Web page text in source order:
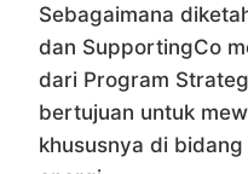
Sebagaimana
dan SupportingCo
dari Program
bertujuan untuk
khususnya di